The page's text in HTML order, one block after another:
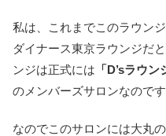
私は、これまでこのラウン
ダイナース東京ラウンジだ
ンジは正式には 「D’sラウン
のメンバーズサロンなのです
なのでこのサロンには大丸